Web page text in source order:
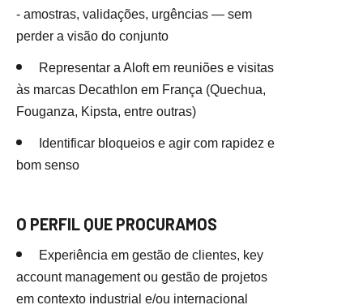
- amostras, validações, urgências — sem
perder a visão do conjunto
Representar a Aloft em reuniões e visitas
às marcas Decathlon em França (Quechua,
Fouganza, Kipsta, entre outras)
Identificar bloqueios e agir com rapidez e
bom senso
O PERFIL QUE PROCURAMOS
Experiência em gestão de clientes, key
account management ou gestão de projetos
em contexto industrial e/ou internacional